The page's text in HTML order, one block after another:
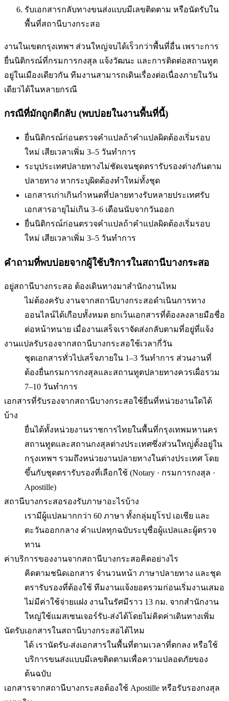
รับเอกสารกลับทางขนส่งแบบมีเลขติดตาม หรือนัดรับใน
พื้นที่สถานีบางกระสอ
งานในเขตกรุงเทพฯ ส่วนใหญ่จบได้เร็วกว่าพื้นที่อื่น เพราะการ
ยื่นนิติกรณ์ที่กรมการกงสุล แจ้งวัฒนะ และการติดต่อสถานทูต
อยู่ในเมืองเดียวกัน ทีมงานสามารถเดินเรื่องต่อเนื่องภายในวัน
เดียวได้ในหลายกรณี
กรณีที่มักถูกตีกลับ (พบบ่อยในงานพื้นที่นี้)
ยื่นนิติกรณ์ก่อนตรวจคำแปลถ้าคำแปลผิดต้องเริ่มรอบ
ใหม่ เสียเวลาเพิ่ม 3–5 วันทำการ
ระบุประเทศปลายทางไม่ชัดเจนชุดตรารับรองต่างกันตาม
ปลายทาง หากระบุผิดต้องทำใหม่ทั้งชุด
เอกสารเก่าเกินกำหนดที่ปลายทางรับหลายประเทศรับ
เอกสารอายุไม่เกิน 3–6 เดือนนับจากวันออก
ยื่นนิติกรณ์ก่อนตรวจคำแปลถ้าคำแปลผิดต้องเริ่มรอบ
ใหม่ เสียเวลาเพิ่ม 3–5 วันทำการ
คำถามที่พบบ่อยจากผู้ใช้บริการในสถานีบางกระสอ
อยู่สถานีบางกระสอ ต้องเดินทางมาสำนักงานไหม
ไม่ต้องครับ งานจากสถานีบางกระสอดำเนินการทาง
ออนไลน์ได้เกือบทั้งหมด ยกเว้นเอกสารที่ต้องลงลายมือชื่อ
ต่อหน้าทนาย เมื่องานเสร็จเราจัดส่งกลับตามที่อยู่ที่แจ้ง
งานแปลรับรองจากสถานีบางกระสอใช้เวลากี่วัน
ชุดเอกสารทั่วไปเสร็จภายใน 1–3 วันทำการ ส่วนงานที่
ต้องยื่นกรมการกงสุลและสถานทูตปลายทางควรเผื่อรวม
7–10 วันทำการ
เอกสารที่รับรองจากสถานีบางกระสอใช้ยื่นที่หน่วยงานใดได้
บ้าง
ยื่นได้ทั้งหน่วยงานราชการไทยในพื้นที่กรุงเทพมหานคร
สถานทูตและสถานกงสุลต่างประเทศซึ่งส่วนใหญ่ตั้งอยู่ใน
กรุงเทพฯ รวมถึงหน่วยงานปลายทางในต่างประเทศ โดย
ขึ้นกับชุดตรารับรองที่เลือกใช้ (Notary · กรมการกงสุล ·
Apostille)
สถานีบางกระสอรองรับภาษาอะไรบ้าง
เรามีผู้แปลมากกว่า 60 ภาษา ทั้งกลุ่มยุโรป เอเชีย และ
ตะวันออกกลาง คำแปลทุกฉบับระบุชื่อผู้แปลและผู้ตรวจ
ทาน
ค่าบริการของงานจากสถานีบางกระสอคิดอย่างไร
คิดตามชนิดเอกสาร จำนวนหน้า ภาษาปลายทาง และชุด
ตรารับรองที่ต้องใช้ ทีมงานแจ้งยอดรวมก่อนเริ่มงานเสมอ
ไม่มีค่าใช้จ่ายแฝง งานในรัศมีราว 13 กม. จากสำนักงาน
ใหญ่ใช้แมสเซนเจอร์รับ-ส่งได้โดยไม่คิดค่าเดินทางเพิ่ม
นัดรับเอกสารในสถานีบางกระสอได้ไหม
ได้ เรานัดรับ-ส่งเอกสารในพื้นที่ตามเวลาที่ตกลง หรือใช้
บริการขนส่งแบบมีเลขติดตามเพื่อความปลอดภัยของ
ต้นฉบับ
เอกสารจากสถานีบางกระสอต้องใช้ Apostille หรือรับรองกงสุล